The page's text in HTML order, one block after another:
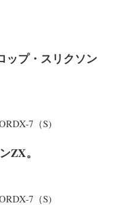
ップ・スリクソン
7（S)
ZX。
7（S)